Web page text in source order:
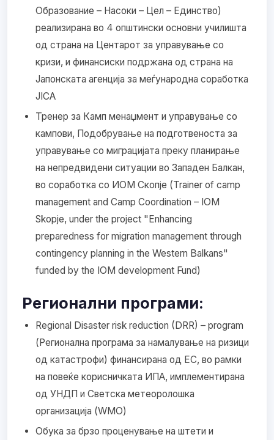
Образование – Насоки – Цел – Единство)
реализирана во 4 општински основни училишта
од страна на Центарот за управување со
кризи, и финансиски подржана од страна на
Јапонската агенција за меѓународна соработка
JICA
Тренер за Камп менаџмент и управување со
кампови, Подобрување на подготвеноста за
управување со миграцијата преку планирање
на непредвидени ситуации во Западен Балкан,
во соработка со ИОМ Скопје (Trainer of camp
management and Camp Coordination – IOM
Skopje, under the project "Enhancing
preparedness for migration management through
contingency planning in the Western Balkans"
funded by the IOM development Fund)
Регионални програми:
Regional Disaster risk reduction (DRR) – program
(Регионална програма за намалување на ризици
од катастрофи) финансирана од ЕC, во рамки
на повеќе корисничката ИПА, имплементирана
од УНДП и Светска метеоролошка
организација (WMO)
Обука за брзо проценување на штети и